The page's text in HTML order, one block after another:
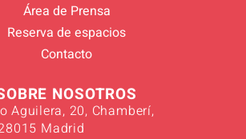
Área de Prensa
Reserva de espacios
Contacto
NOSOTROS
Aguilera, 20, Chamberí,
Madrid